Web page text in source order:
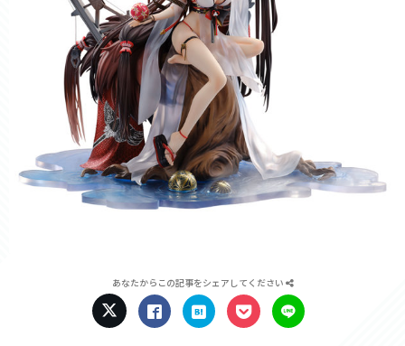
あなたからこの記事をシェアしてください